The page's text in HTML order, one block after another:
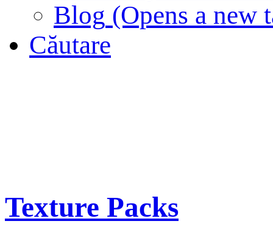
Blog (Opens a new
Căutare
Texture Packs